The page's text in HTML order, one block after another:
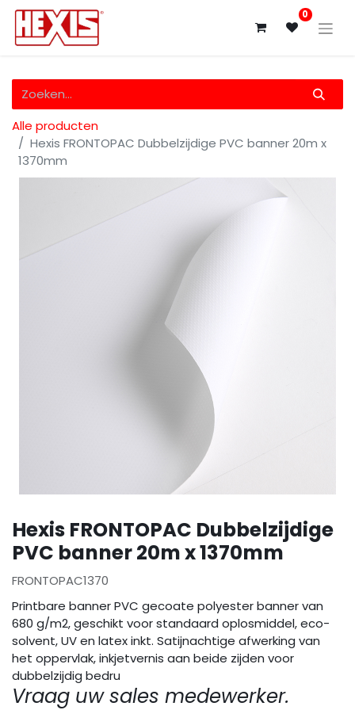
0
Alle producten
Hexis FRONTOPAC Dubbelzijdige PVC banner 20m x
1370mm
Hexis FRONTOPAC Dubbelzijdige
PVC banner 20m x 1370mm
FRONTOPAC1370
Printbare banner PVC gecoate polyester banner van
680 g/m2, geschikt voor standaard oplosmiddel, eco-
solvent, UV en latex inkt. Satijnachtige afwerking van
het oppervlak, inkjetvernis aan beide zijden voor
dubbelzijdig bedru
Vraag uw sales medewerker.